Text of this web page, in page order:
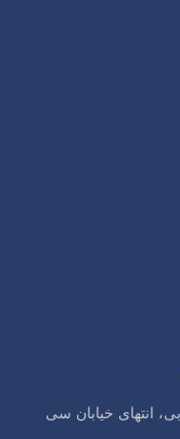
انتهای خیابان سی‌